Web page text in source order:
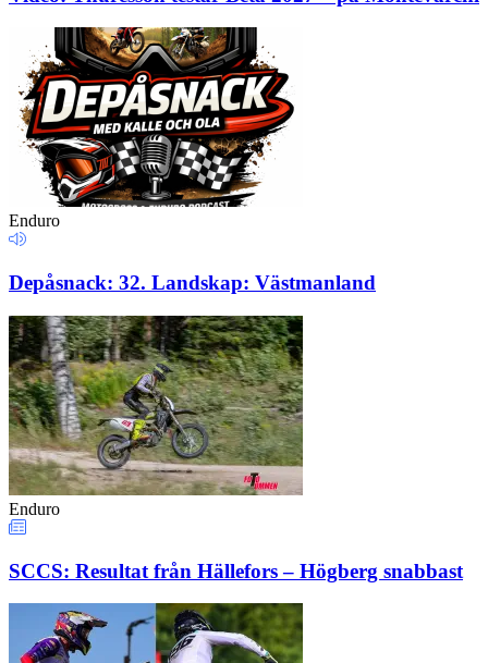
Enduro
Depåsnack: 32. Landskap: Västmanland
Enduro
SCCS: Resultat från Hällefors – Högberg snabbast